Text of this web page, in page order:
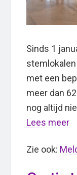
Sinds 1
met een
meer dan
nog altijd
Lees meer
Zie ook: